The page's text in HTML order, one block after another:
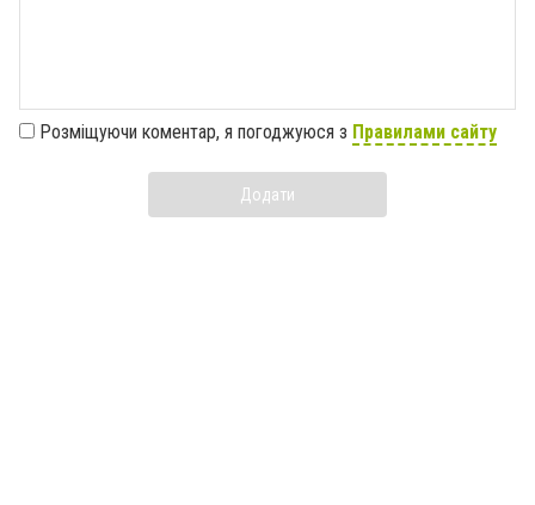
Розміщуючи коментар, я погоджуюся з Правилами сайту
Додати